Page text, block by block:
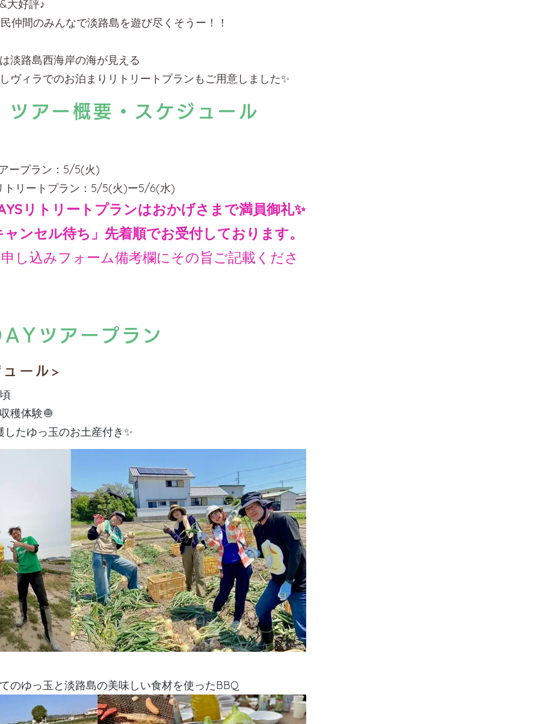
大好評♪
仲間のみんなで淡路島を遊び尽くそうー！！
淡路島西海岸の海が見える
ヴィラでのお泊まりリトリートプランもご用意しました✨
ツアー概要・スケジュール
ープラン：5/5(火)
トリートプラン：5/5(火)ー5/6(水)
リトリートプランはおかげさまで満員御礼✨
セル待ち」先着順でお受付しております。
みフォーム備考欄にその旨ご記載くださ
ツアープラン
ール>
穫体験🧅
したゆっ玉のお土産付き✨
のゆっ玉と淡路島の美味しい食材を使ったBBQ